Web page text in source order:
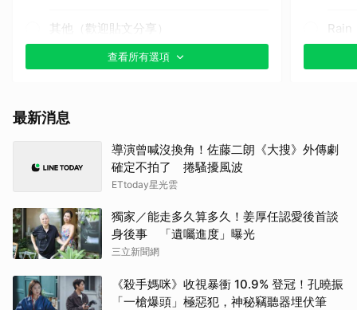
其他（歡迎貼文分享）
查看所有選項
Rain
申惠
金武
最新消息
導演曾喊沒換角！佐藤二朗《大搜》外傳劇
確定不拍了 捲騷擾風波
ETtoday星光雲
獨家／能走多久算多久！姜厚任認愛後首談
身後事 「遺囑進度」曝光
三立新聞網
《殺手媽咪》收視暴衝 10.9% 登冠！孔曉振
「一槍爆頭」極惡犯，神秘竊聽器埋伏筆